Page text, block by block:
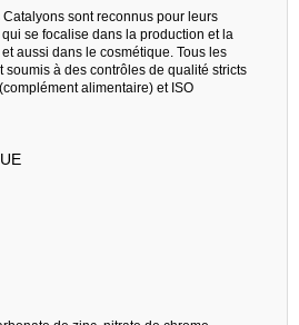
sont reconnus pour leurs
se focalise dans la production et la
aussi dans le cosmétique. Tous les
soumis à des contrôles de qualité stricts
alimentaire) et ISO